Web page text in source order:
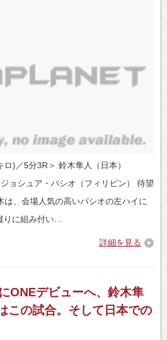
)／5分3R＞ 鈴木隼人（日本）
ョシュア・パシオ（フィリピン） 待望
は、会場人気の高いパシオの左ハイに
りに組み付い…
詳細を見る
ONEデビューへ、鈴木隼
の試合。そして日本での